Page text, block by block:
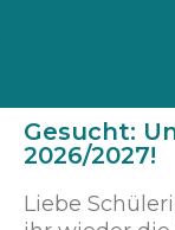
Gesucht:
2026/2027!
Liebe